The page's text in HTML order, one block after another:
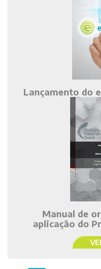
Lançamento do
Manual de
aplicação do